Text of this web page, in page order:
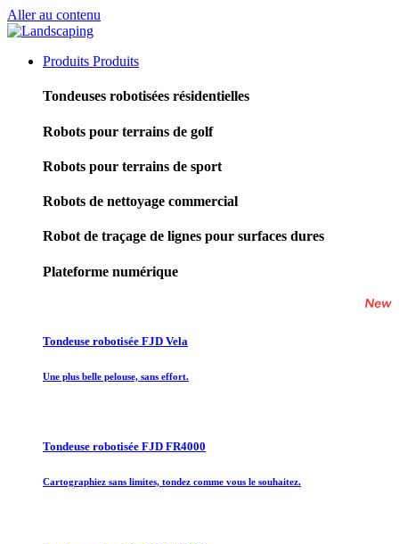
Aller au contenu
Produits Produits
Tondeuses robotisées résidentielles
Robots pour terrains de golf
Robots pour terrains de sport
Robots de nettoyage commercial
Robot de traçage de lignes pour surfaces dures
Plateforme numérique
Tondeuse robotisée FJD Vela
Une plus belle pelouse, sans effort.
Tondeuse robotisée FJD FR4000
Cartographiez sans limites, tondez comme vous le souhaitez.